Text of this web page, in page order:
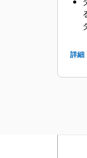
詳細